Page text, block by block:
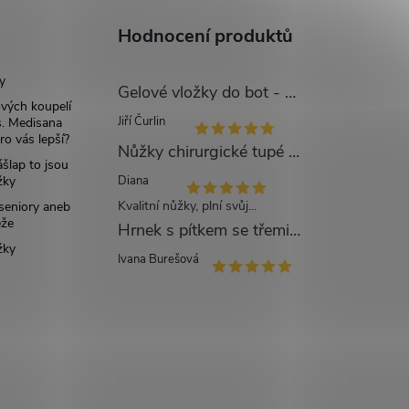
koupelí
Medisana
vás lepší?
to jsou
aneb
Hodnocení produktů
Gelové vložky do bot - UNI
Jiří Čurlin
Nůžky chirurgické tupé zahnuté - 14 cm
Diana
Kvalitní nůžky, plní svůj...
Hrnek s pítkem se třemi víčky mléčný - 250 ml
Ivana Burešová